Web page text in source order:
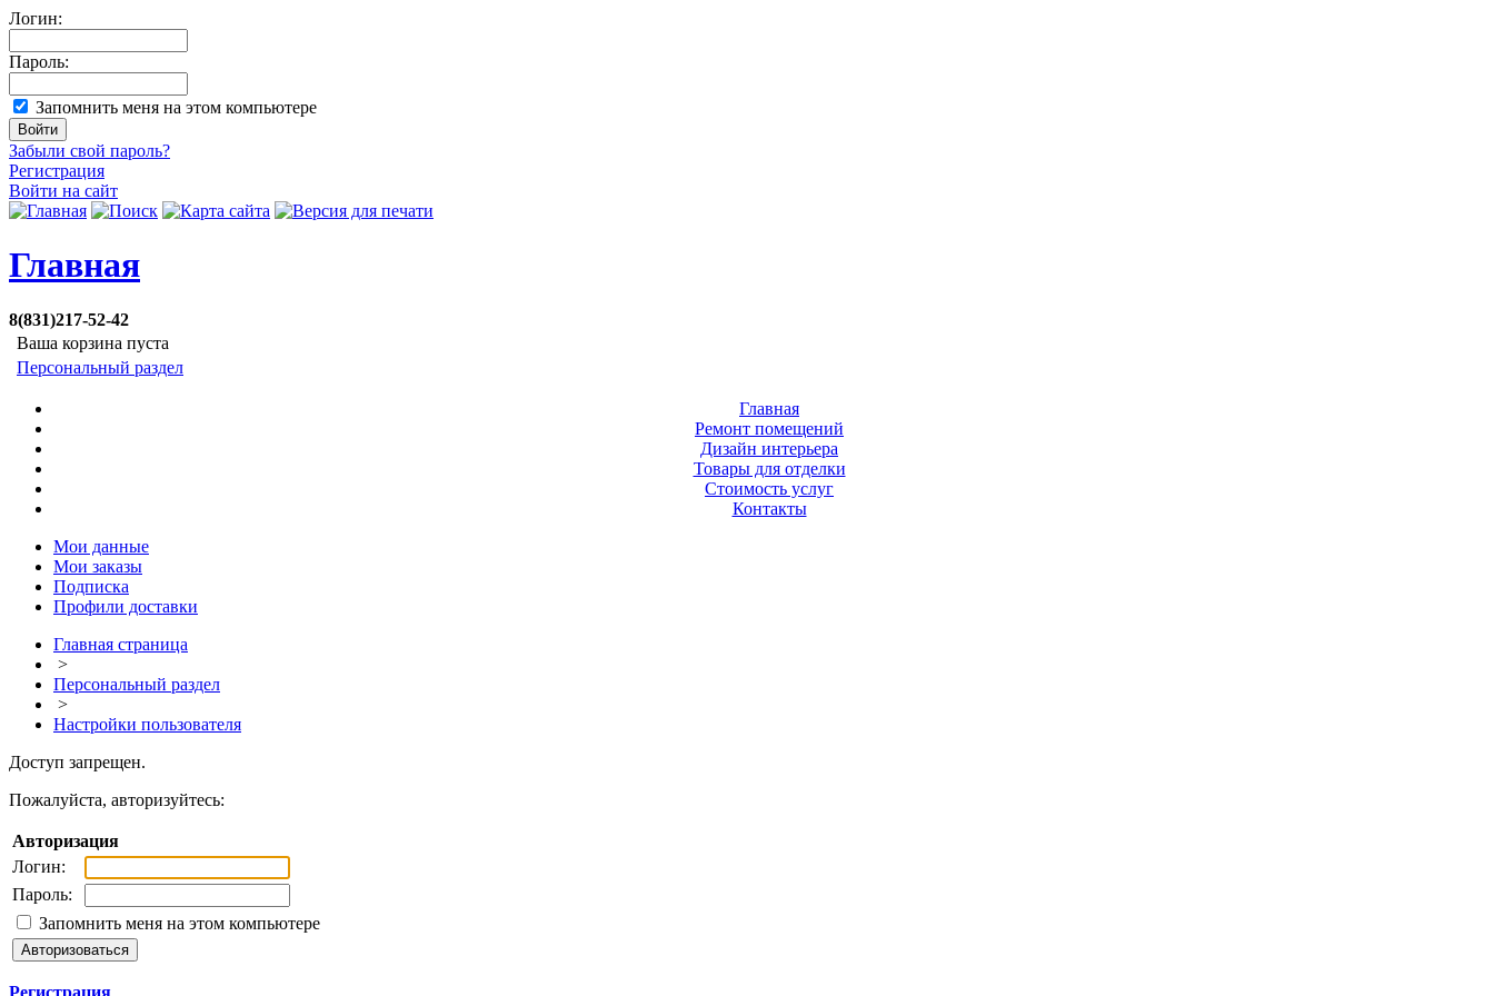
Логин:
Пароль:
Запомнить меня на этом компьютере
Забыли свой пароль?
Регистрация
Войти на сайт
Главная
8(831)217-52-42
Ваша корзина пуста
Персональный раздел
Главная
Ремонт помещений
Дизайн интерьера
Товары для отделки
Стоимость услуг
Контакты
Мои данные
Мои заказы
Подписка
Профили доставки
Главная страница
>
Персональный раздел
>
Настройки пользователя
Доступ запрещен.
Пожалуйста, авторизуйтесь:
Авторизация
Логин:
Пароль:
Запомнить меня на этом компьютере
Регистрация